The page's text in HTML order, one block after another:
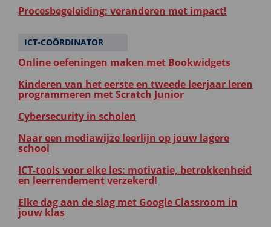
Procesbegeleiding: veranderen met impact!
ICT-COÖRDINATOR
Online oefeningen maken met Bookwidgets
Kinderen van het eerste en tweede leerjaar leren
programmeren met Scratch Junior
Cybersecurity in scholen
Naar een mediawijze leerlijn op jouw lagere
school
ICT-tools voor elke les: motivatie, betrokkenheid
en leerrendement verzekerd!
Elke dag aan de slag met Google Classroom in
jouw klas